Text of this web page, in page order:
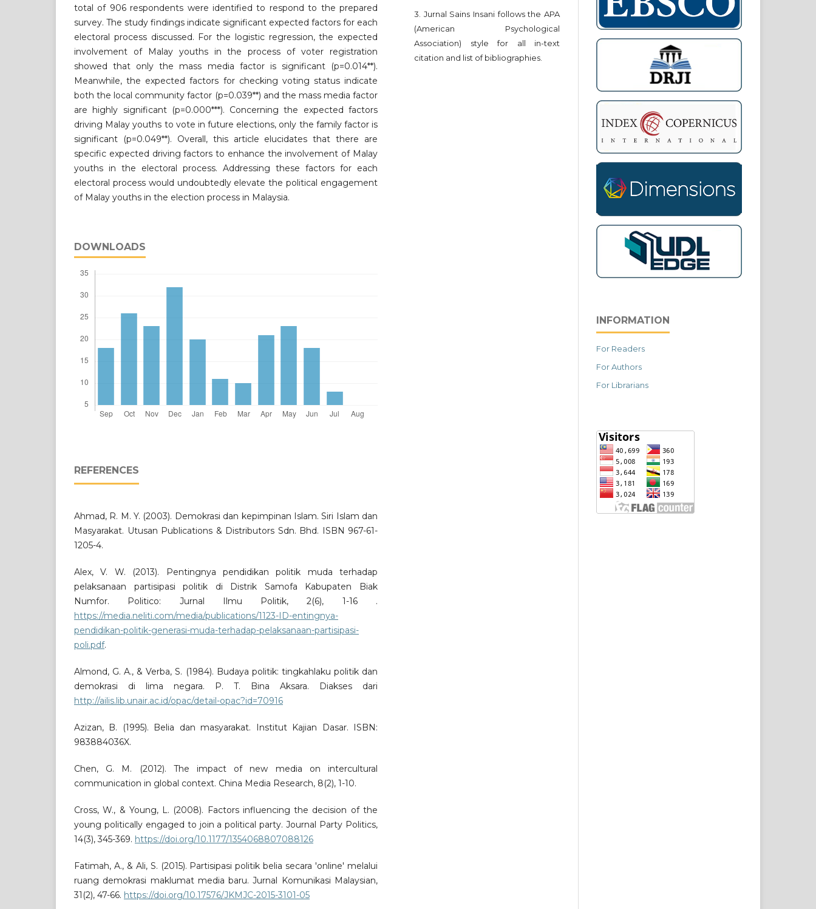
total of 906 respondents were identified to respond to the prepared
survey. The study findings indicate significant expected factors for each
electoral process discussed. For the logistic regression, the expected
involvement of Malay youths in the process of voter registration
showed that only the mass media factor is significant (p=0.014**).
Meanwhile, the expected factors for checking voting status indicate
both the local community factor (p=0.039**) and the mass media factor
are highly significant (p=0.000***). Concerning the expected factors
driving Malay youths to vote in future elections, only the family factor is
significant (p=0.049**). Overall, this article elucidates that there are
specific expected driving factors to enhance the involvement of Malay
youths in the electoral process. Addressing these factors for each
electoral process would undoubtedly elevate the political engagement
of Malay youths in the election process in Malaysia.
DOWNLOADS
REFERENCES
Ahmad, R. M. Y. (2003). Demokrasi dan kepimpinan Islam. Siri Islam dan
Masyarakat. Utusan Publications & Distributors Sdn. Bhd. ISBN 967-61-
1205-4.
Alex, V. W. (2013). Pentingnya pendidikan politik muda terhadap
pelaksanaan partisipasi politik di Distrik Samofa Kabupaten Biak
Numfor. Politico: Jurnal Ilmu Politik, 2(6), 1-16 .
https://media.neliti.com/media/publications/1123-ID-entingnya-
pendidikan-politik-generasi-muda-terhadap-pelaksanaan-partisipasi-
poli.pdf.
Almond, G. A., & Verba, S. (1984). Budaya politik: tingkahlaku politik dan
demokrasi di lima negara. P. T. Bina Aksara. Diakses dari
http://ailis.lib.unair.ac.id/opac/detail-opac?id=70916
Azizan, B. (1995). Belia dan masyarakat. Institut Kajian Dasar. ISBN:
983884036X.
Chen, G. M. (2012). The impact of new media on intercultural
communication in global context. China Media Research, 8(2), 1-10.
Cross, W., & Young, L. (2008). Factors influencing the decision of the
young politically engaged to join a political party. Journal Party Politics,
14(3), 345-369. https://doi.org/10.1177/1354068807088126
Fatimah, A., & Ali, S. (2015). Partisipasi politik belia secara 'online' melalui
ruang demokrasi maklumat media baru. Jurnal Komunikasi Malaysian,
31(2), 47-66. https://doi.org/10.17576/JKMJC-2015-3101-05
3. Jurnal Sains Insani follows the APA
(American Psychological
Association) style for all in-text
citation and list of bibliographies.
INFORMATION
For Readers
For Authors
For Librarians